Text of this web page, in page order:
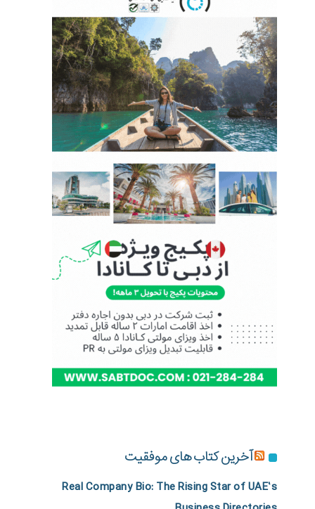
آخرین کتاب های موفقیت
Real Company Bio: The Rising Star of UAE’s